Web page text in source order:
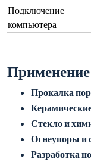
Подключение
компьютера
Применение
Прокалка
Стекло и
Огнеупоры и
Разработка